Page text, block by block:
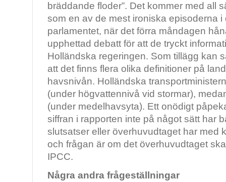
bräddande floder”. Det kommer med all
som en av de mest ironiska episoderna i
parlamentet, när det förra måndagen
upphettad debatt för att de tryckt
Holländska regeringen. Som tillägg kan
att det finns flera olika definitioner på
havsnivån. Holländska
(under högvattennivå vid stormar),
(under medelhavsyta). Ett onödigt
siffran i rapporten inte på något sätt har
slutsatser eller överhuvudtaget har med
och frågan är om det överhuvudtaget
IPCC.
Några andra frågeställningar